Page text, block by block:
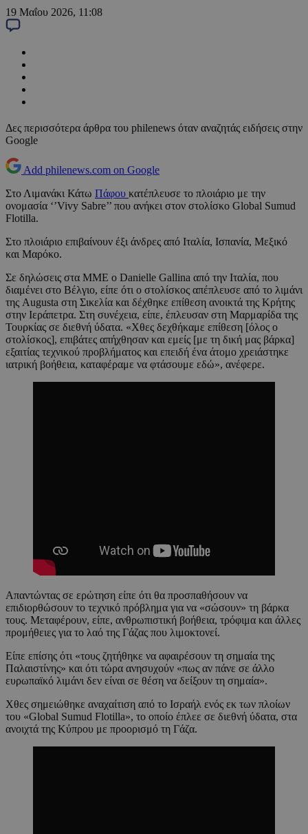
19 Μαΐου 2026, 11:08
Δες περισσότερα άρθρα του philenews όταν αναζητάς ειδήσεις στην
Google
Add philenews.com on Google
Στο Λιμανάκι Κάτω Πάφου κατέπλευσε το πλοιάριο με την
ονομασία ‘’Vivy Sabre’’ που ανήκει στον στολίσκο Global Sumud
Flotilla.
Στο πλοιάριο επιβαίνουν έξι άνδρες από Ιταλία, Ισπανία, Μεξικό
και Μαρόκο.
Σε δηλώσεις στα ΜΜΕ ο Danielle Gallina από την Ιταλία, που
διαμένει στο Βέλγιο, είπε ότι ο στολίσκος απέπλευσε από το λιμάνι
της Augusta στη Σικελία και δέχθηκε επίθεση ανοικτά της Κρήτης
στην Ιεράπετρα. Στη συνέχεια, είπε, έπλευσαν στη Μαρμαρίδα της
Τουρκίας σε διεθνή ύδατα. «Χθες δεχθήκαμε επίθεση [όλος ο
στολίσκος], επιβάτες απήχθησαν και εμείς [με τη δική μας βάρκα]
εξαιτίας τεχνικού προβλήματος και επειδή ένα άτομο χρειάστηκε
ιατρική βοήθεια, καταφέραμε να φτάσουμε εδώ», ανέφερε.
Απαντώντας σε ερώτηση είπε ότι θα προσπαθήσουν να
επιδιορθώσουν το τεχνικό πρόβλημα για να «σώσουν» τη βάρκα
τους. Μεταφέρουν, είπε, ανθρωπιστική βοήθεια, τρόφιμα και άλλες
προμήθειες για το λαό της Γάζας που λιμοκτονεί.
Είπε επίσης ότι «τους ζητήθηκε να αφαιρέσουν τη σημαία της
Παλαιστίνης» και ότι τώρα ανησυχούν «πως αν πάνε σε άλλο
ευρωπαϊκό λιμάνι δεν είναι σε θέση να δείξουν τη σημαία».
Χθες σημειώθηκε αναχαίτιση από το Ισραήλ ενός εκ των πλοίων
του «Global Sumud Flotilla», το οποίο έπλεε σε διεθνή ύδατα, στα
ανοιχτά της Κύπρου με προορισμό τη Γάζα.